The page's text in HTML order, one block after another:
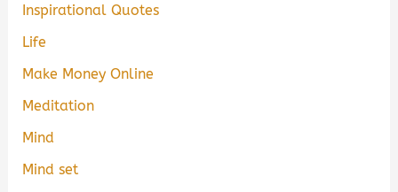
Inspirational Quotes
Life
Make Money Online
Meditation
Mind
Mind set